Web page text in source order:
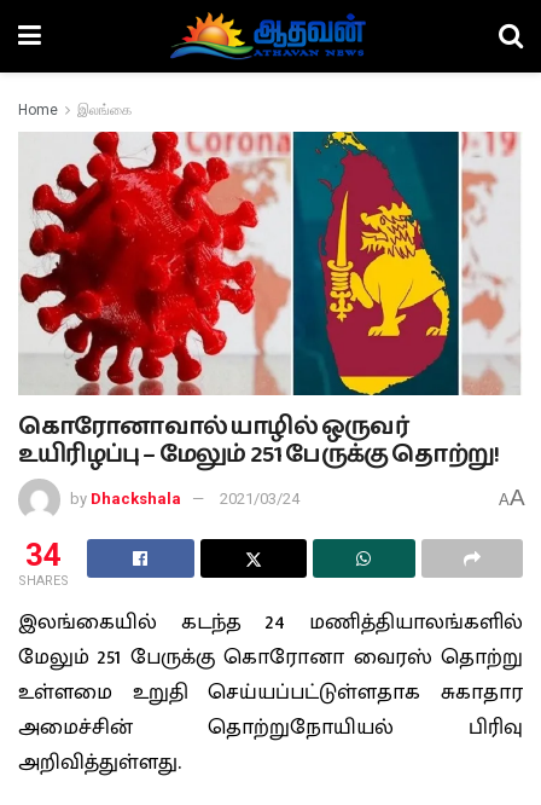
Home இலங்கை
கொரோனாவால் யாழில் ஒருவர்
உயிரிழப்பு – மேலும் 251 பேருக்கு தொற்று!
by Dhackshala 2021/03/24 AA
34
SHARES
இலங்கையில் கடந்த 24 மணித்தியாலங்களில்
மேலும் 251 பேருக்கு கொரோனா வைரஸ் தொற்று
உள்ளமை உறுதி செய்யப்பட்டுள்ளதாக சுகாதார
அமைச்சின் தொற்றுநோயியல் பிரிவு
அறிவித்துள்ளது.